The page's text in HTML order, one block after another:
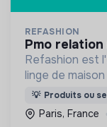
REFASHION
pmo
Refashion est
linge de
privée à but
le Ministère de
💡 Produits ou
Paris, France